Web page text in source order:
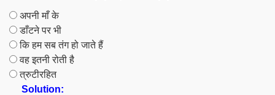
अपनी माँ के
डाँटने पर भी
कि हम सब तंग हो जाते हैं
वह इतनी रोती है
त्रुटीरहित
Solution: